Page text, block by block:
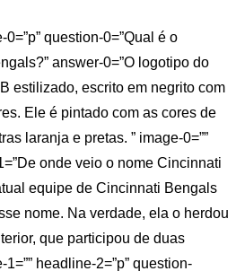
question-0=”Qual é o
answer-0=”O logotipo do
estilizado, escrito em negrito com
Ele é pintado com as cores de
laranja e pretas. ” image-0=””
onde veio o nome Cincinnati
equipe de Cincinnati Bengals
nome. Na verdade, ela o herdou
que participou de duas
headline-2=”p” question-